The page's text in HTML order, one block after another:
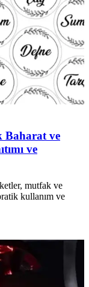
Baharat ve
ve
mutfak ve
kullanım ve